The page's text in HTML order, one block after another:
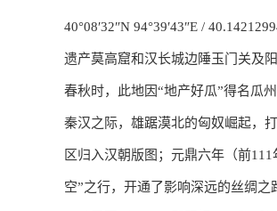
40°08′32″N 94°39′43″E /
遗产莫高窟和汉长城边陲玉门关及阳
春秋时，此地因“地产好瓜”得名瓜
秦汉之际，雄踞漠北的匈奴崛起，
区归入汉朝版图；元鼎六年（前
空”之行，开通了影响深远的丝绸